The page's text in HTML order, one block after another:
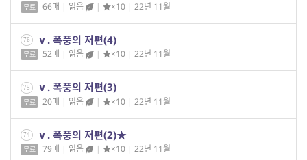
무료 66매 | 읽음 | ×10 | 22년 11월
76 ⅴ. 폭풍의 저편(4)
무료 52매 | 읽음 | ×10 | 22년 11월
75 ⅴ. 폭풍의 저편(3)
무료 20매 | 읽음 | ×10 | 22년 11월
74 ⅴ. 폭풍의 저편(2)★
무료 79매 | 읽음 | ×10 | 22년 11월